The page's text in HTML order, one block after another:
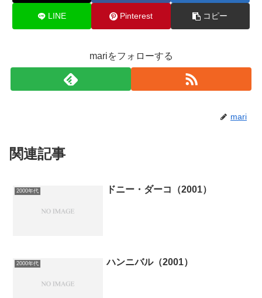
LINE Pinterest コピー
mariをフォローする
mari
関連記事
2000年代 ドニー・ダーコ（2001）
2000年代 ハンニバル（2001）